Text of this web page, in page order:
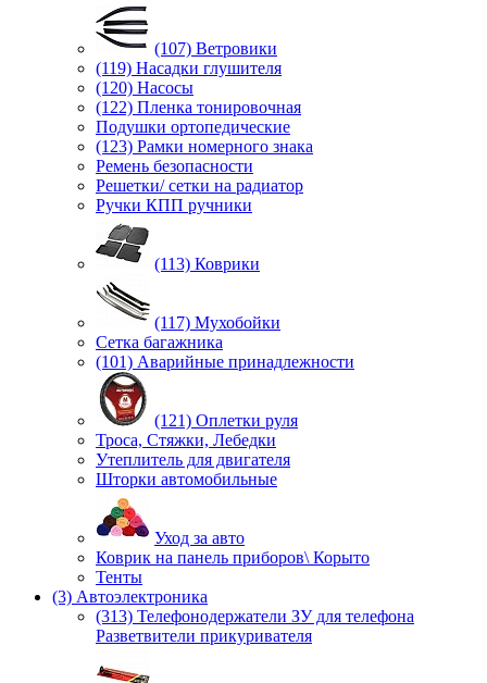
(107) Ветровики
(119) Насадки глушителя
(120) Насосы
(122) Пленка тонировочная
Подушки ортопедические
(123) Рамки номерного знака
Ремень безопасности
Решетки/ сетки на радиатор
Ручки КПП ручники
(113) Коврики
(117) Мухобойки
Сетка багажника
(101) Аварийные принадлежности
(121) Оплетки руля
Троса, Стяжки, Лебедки
Утеплитель для двигателя
Шторки автомобильные
Уход за авто
Коврик на панель приборов\ Корыто
Тенты
(3) Автоэлектроника
(313) Телефонодержатели ЗУ для телефона
Разветвители прикуривателя